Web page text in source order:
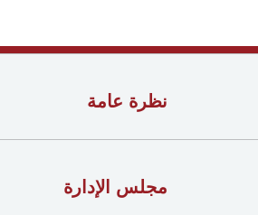
نظرة عامة
مجلس الإدارة